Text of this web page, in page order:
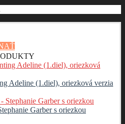
Adeline (1.diel), oriezková verzia
Garber s oriezkou